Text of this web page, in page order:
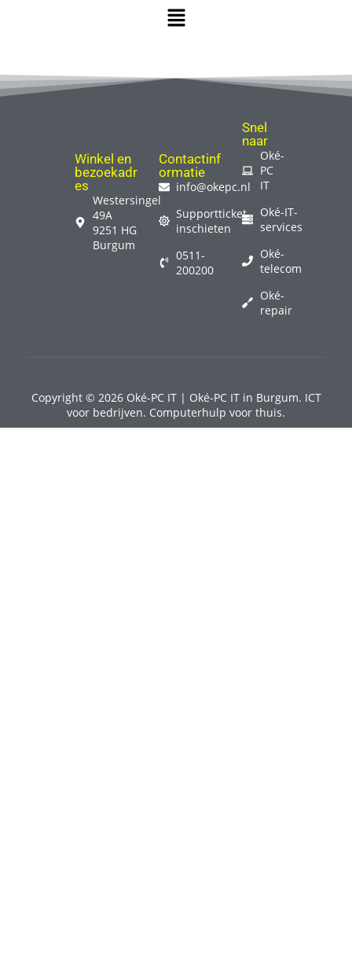
Winkel en
bezoekadr
es
Westersingel
49A
9251 HG
Burgum
Contactinf
ormatie
info@okepc.nl
Supportticket
inschieten
0511-
200200
Snel
naar
Oké-
PC
IT
Oké-IT-
services
Oké-
telecom
Oké-
repair
Copyright © 2026 Oké-PC IT | Oké-PC IT in Burgum. ICT
voor bedrijven. Computerhulp voor thuis.